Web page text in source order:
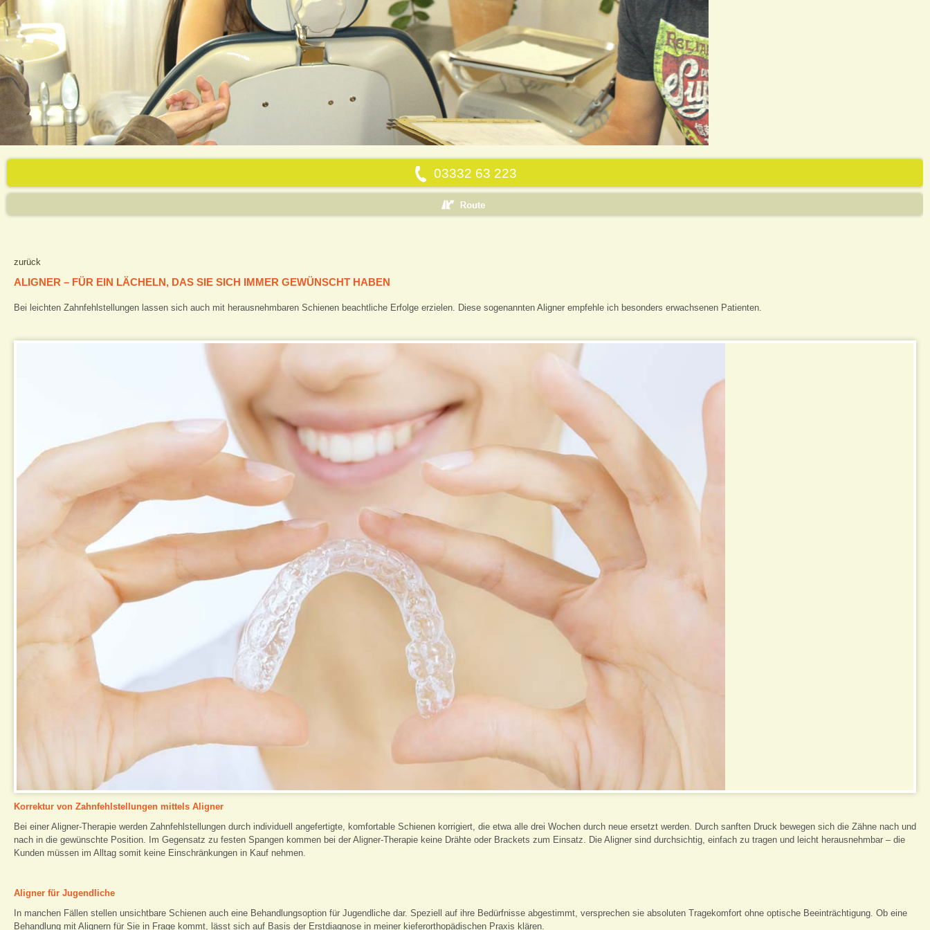
03332 63 223
zurück
ALIGNER – FÜR EIN LÄCHELN, DAS SIE SICH IMMER GEWÜNSCHT HABEN
Bei leichten Zahnfehlstellungen lassen sich auch mit herausnehmbaren Schienen beachtliche Erfolge erzielen. Diese sogenannten Aligner empfehle ich besonders erwachsenen Patienten.
Korrektur von Zahnfehlstellungen mittels Aligner
Bei einer Aligner-Therapie werden Zahnfehlstellungen durch individuell angefertigte, komfortable Schienen korrigiert, die etwa alle drei Wochen durch neue ersetzt werden. Durch sanften Druck bewegen sich die Zähne nach und
nach in die gewünschte Position. Im Gegensatz zu festen Spangen kommen bei der Aligner-Therapie keine Drähte oder Brackets zum Einsatz. Die Aligner sind durchsichtig, einfach zu tragen und leicht herausnehmbar – die
Kunden müssen im Alltag somit keine Einschränkungen in Kauf nehmen.
Aligner für Jugendliche
In manchen Fällen stellen unsichtbare Schienen auch eine Behandlungsoption für Jugendliche dar. Speziell auf ihre Bedürfnisse abgestimmt, versprechen sie absoluten Tragekomfort ohne optische Beeinträchtigung. Ob eine
Behandlung mit Alignern für Sie in Frage kommt, lässt sich auf Basis der Erstdiagnose in meiner kieferorthopädischen Praxis klären.